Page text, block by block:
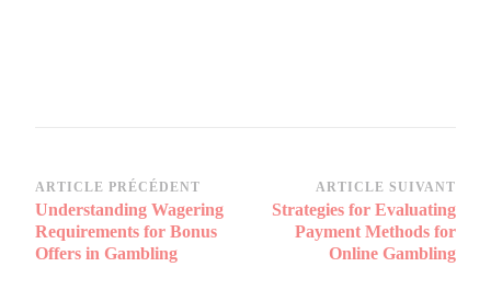
Navigation
d’article
ARTICLE PRÉCÉDENT
Understanding Wagering
Requirements for Bonus
Offers in Gambling
ARTICLE SUIVANT
Strategies for Evaluating
Payment Methods for
Online Gambling